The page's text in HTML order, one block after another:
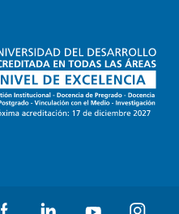
FacebookLinkedIn YouTube Instagram